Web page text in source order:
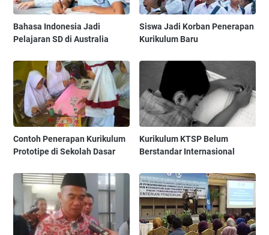
Bahasa Indonesia Jadi
Pelajaran SD di Australia
Siswa Jadi Korban Penerapan
Kurikulum Baru
Contoh Penerapan Kurikulum
Prototipe di Sekolah Dasar
Kurikulum KTSP Belum
Berstandar Internasional